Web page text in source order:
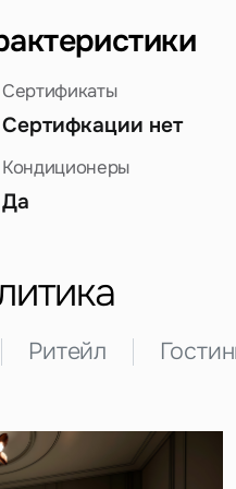
Сертификаты
Сертифкации нет
Кондиционеры
Да
Ритейл
вопрос